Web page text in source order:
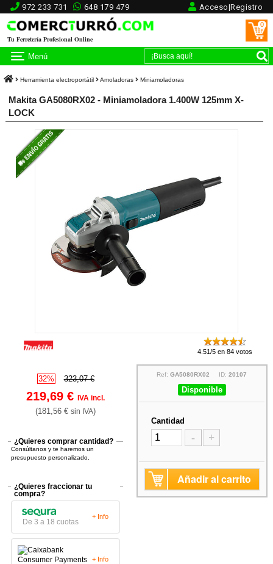
972 233 731 648 179 479 Acceso|Registro
Tu Ferretería Profesional Online
0
Menú
Herramienta electroportátil Amoladoras Miniamoladoras
Makita GA5080RX02 - Miniamoladora 1.400W 125mm X-
LOCK
4.51/5 en 84 votos
32% 323,07 €
219,69 €IVA incl.
(181,56 €sin IVA)
¿Quieres comprar cantidad?
Consúltanos y te haremos un
presupuesto personalizado.
¿Quieres fraccionar tu
compra?
De 3 a 18 cuotas
+ Info
+ Info
Ref:GA5080RX02 ID:20107
Disponible
Cantidad
- +
Añadir al carrito